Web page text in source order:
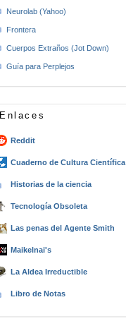
Neurolab (Yahoo)
Frontera
Cuerpos Extraños (Jot Down)
Guía para Perplejos
Enlaces
Reddit
Cuaderno de Cultura Científica
Historias de la ciencia
Tecnología Obsoleta
Las penas del Agente Smith
Maikelnai's
La Aldea Irreductible
Libro de Notas